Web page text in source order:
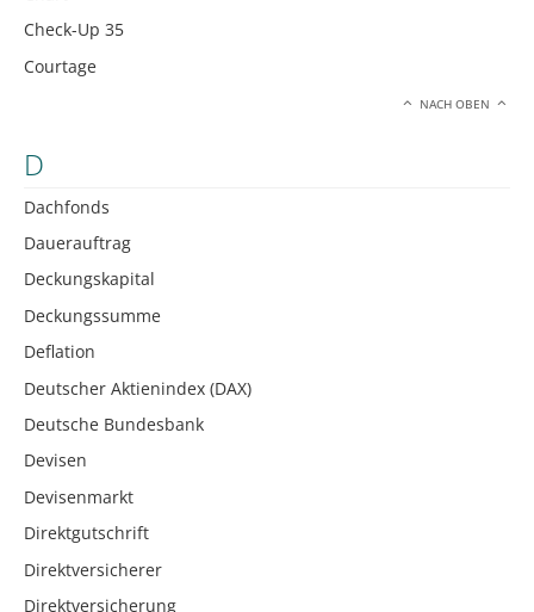
Check-Up 35
Courtage
NACH OBEN
D
Dachfonds
Dauerauftrag
Deckungskapital
Deckungssumme
Deflation
Deutscher Aktienindex (DAX)
Deutsche Bundesbank
Devisen
Devisenmarkt
Direktgutschrift
Direktversicherer
Direktversicherung